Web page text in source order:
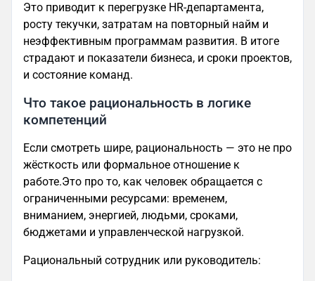
Это приводит к перегрузке HR‑департамента,
росту текучки, затратам на повторный найм и
неэффективным программам развития. В итоге
страдают и показатели бизнеса, и сроки проектов,
и состояние команд.
Что такое рациональность в логике
компетенций
Если смотреть шире, рациональность — это не про
жёсткость или формальное отношение к
работе.Это про то, как человек обращается с
ограниченными ресурсами: временем,
вниманием, энергией, людьми, сроками,
бюджетами и управленческой нагрузкой.
Рациональный сотрудник или руководитель: